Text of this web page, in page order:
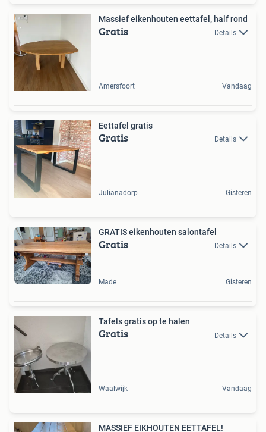
Massief eikenhouten eettafel, half rond
Gratis Details
Amersfoort Vandaag
Eettafel gratis
Gratis Details
Julianadorp Gisteren
GRATIS eikenhouten salontafel
Gratis Details
Made Gisteren
Tafels gratis op te halen
Gratis Details
Waalwijk Vandaag
MASSIEF EIKHOUTEN EETTAFEL!